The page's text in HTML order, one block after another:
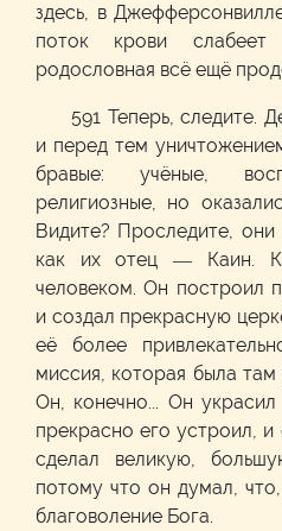
здесь, в
поток крови
родословная всё ещё
591 Теперь, следите.
и перед тем
бравые: учёные,
религиозные, но
Видите? Проследите,
как их отец — Каин.
человеком. Он построил
и создал прекрасную
её более
миссия, которая была
Он, конечно... Он
прекрасно его устроил,
сделал великую,
потому что он думал,
благоволение Бога.